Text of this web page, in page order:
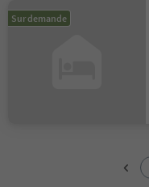
Sur demande